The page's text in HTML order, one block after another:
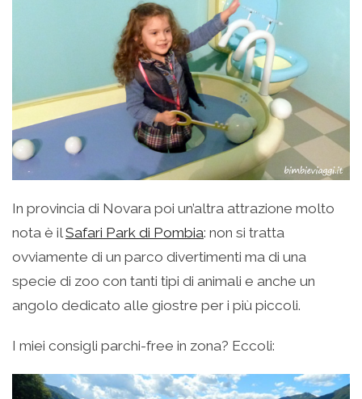
In provincia di Novara poi un’altra attrazione molto
nota è il Safari Park di Pombia: non si tratta
ovviamente di un parco divertimenti ma di una
specie di zoo con tanti tipi di animali e anche un
angolo dedicato alle giostre per i più piccoli.
I miei consigli parchi-free in zona? Eccoli: